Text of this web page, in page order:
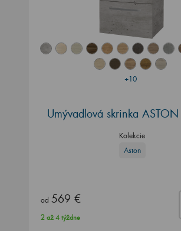
+10
Umývadlová skrinka
Kolekcie
Aston
od 569 €
2 až 4 týždne